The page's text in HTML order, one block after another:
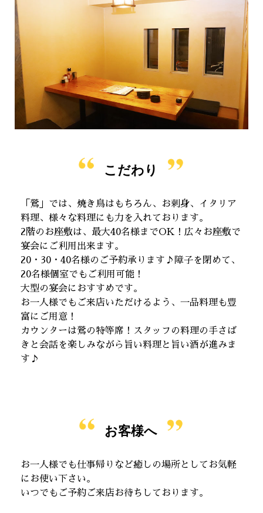
こだわり
「鶯」では、焼き鳥はもちろん、お刺身、イタリア
料理、様々な料理にも力を入れております。
2階のお座敷は、最大40名様までOK！広々お座敷で
宴会にご利用出来ます。
20・30・40名様のご予約承ります♪障子を閉めて、
20名様個室でもご利用可能！
大型の宴会におすすめです。
お一人様でもご来店いただけるよう、一品料理も豊
富にご用意！
カウンターは鶯の特等席！スタッフの料理の手さば
きと会話を楽しみながら旨い料理と旨い酒が進みま
す♪
お客様へ
お一人様でも仕事帰りなど癒しの場所としてお気軽
にお使い下さい。
いつでもご予約ご来店お待ちしております。